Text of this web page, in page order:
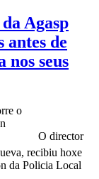
Agasp
de
seus
O director
recibiu hoxe
da Policia Local